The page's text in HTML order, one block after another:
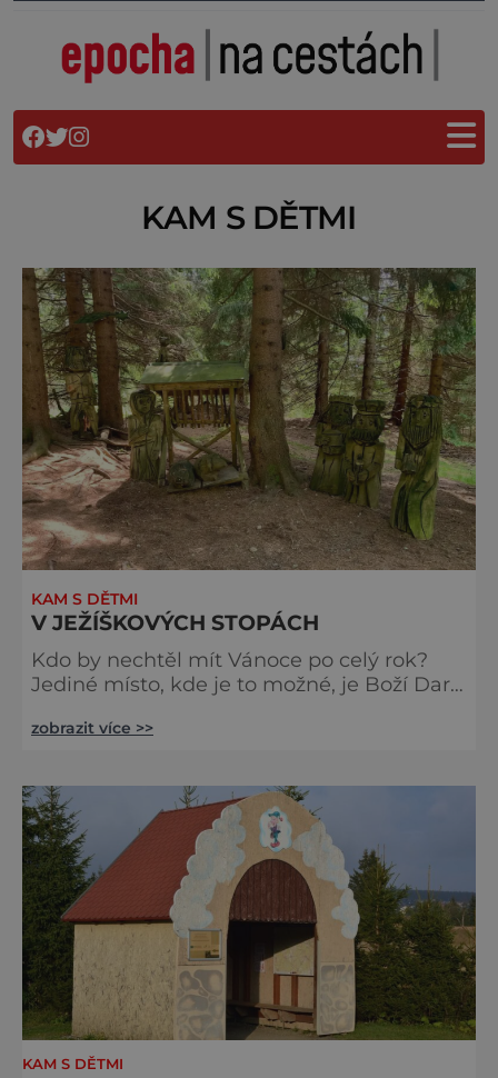
KAM S DĚTMI
KAM S DĚTMI
V JEŽÍŠKOVÝCH STOPÁCH
Kdo by nechtěl mít Vánoce po celý rok?
Jediné místo, kde je to možné, je Boží Dar.
si totiž vybral Ježíšek jako svou základnu.
stopách na Malé Ježíškově cestě, dlouhé
5,6 kilometru, s těmi staršími na Velké
Ježíškově cestě o délce 12,9 kilometru.
Startovním bodem je božídarské muzeum,
kde si můžete vyzvednout Ježí
zobrazit více >>
KAM S DĚTMI